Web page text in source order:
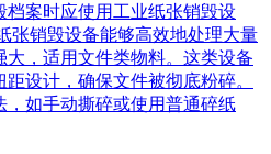
档案时应使用工业纸张销毁设
张销毁设备能够高效地处理大量
大，适用文件类物料。这类设备
设计，确保文件被彻底粉碎。
，如手动撕碎或使用普通碎纸